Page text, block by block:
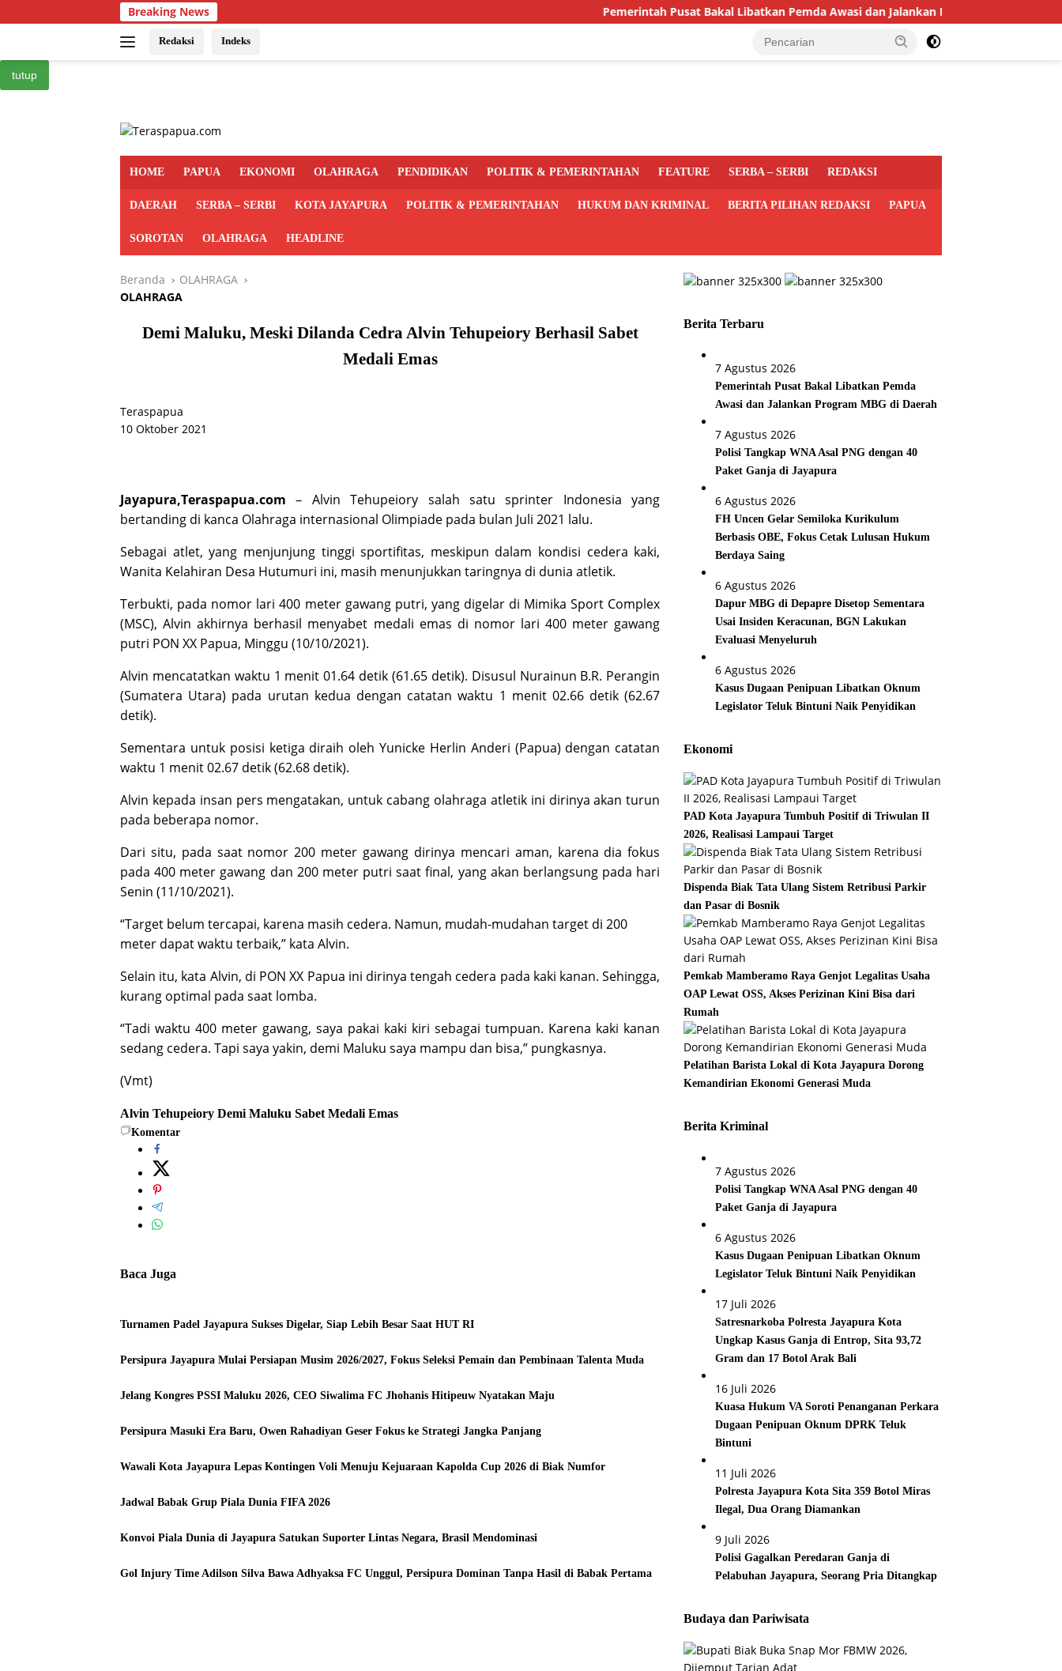
ke
Breaking News Pemerintah Pusat Bakal Libatkan Pemda Awasi dan Jalankan Program MBG di Daerah
Redaksi Indeks
tutup
HOME PAPUA EKONOMI OLAHRAGA PENDIDIKAN POLITIK & PEMERINTAHAN FEATURE SERBA – SERBI REDAKSI
DAERAH SERBA – SERBI KOTA JAYAPURA POLITIK & PEMERINTAHAN HUKUM DAN KRIMINAL BERITA PILIHAN REDAKSI PAPUA
SOROTAN OLAHRAGA HEADLINE
Beranda
OLAHRAGA
OLAHRAGA
Demi Maluku, Meski Dilanda Cedra Alvin Tehupeiory Berhasil Sabet
Medali Emas
Teraspapua
10 Oktober 2021
Jayapura,Teraspapua.com – Alvin Tehupeiory salah satu sprinter Indonesia yang
bertanding di kanca Olahraga internasional Olimpiade pada bulan Juli 2021 lalu.
Sebagai atlet, yang menjunjung tinggi sportifitas, meskipun dalam kondisi cedera kaki,
Wanita Kelahiran Desa Hutumuri ini, masih menunjukkan taringnya di dunia atletik.
Terbukti, pada nomor lari 400 meter gawang putri, yang digelar di Mimika Sport Complex
(MSC), Alvin akhirnya berhasil menyabet medali emas di nomor lari 400 meter gawang
putri PON XX Papua, Minggu (10/10/2021).
Alvin mencatatkan waktu 1 menit 01.64 detik (61.65 detik). Disusul Nurainun B.R. Perangin
(Sumatera Utara) pada urutan kedua dengan catatan waktu 1 menit 02.66 detik (62.67
detik).
Sementara untuk posisi ketiga diraih oleh Yunicke Herlin Anderi (Papua) dengan catatan
waktu 1 menit 02.67 detik (62.68 detik).
Alvin kepada insan pers mengatakan, untuk cabang olahraga atletik ini dirinya akan turun
pada beberapa nomor.
Dari situ, pada saat nomor 200 meter gawang dirinya mencari aman, karena dia fokus
pada 400 meter gawang dan 200 meter putri saat final, yang akan berlangsung pada hari
Senin (11/10/2021).
“Target belum tercapai, karena masih cedera. Namun, mudah-mudahan target di 200
meter dapat waktu terbaik,” kata Alvin.
Selain itu, kata Alvin, di PON XX Papua ini dirinya tengah cedera pada kaki kanan. Sehingga,
kurang optimal pada saat lomba.
“Tadi waktu 400 meter gawang, saya pakai kaki kiri sebagai tumpuan. Karena kaki kanan
sedang cedera. Tapi saya yakin, demi Maluku saya mampu dan bisa,” pungkasnya.
(Vmt)
Alvin Tehupeiory Demi Maluku Sabet Medali Emas
Komentar
Baca Juga
Turnamen Padel Jayapura Sukses Digelar, Siap Lebih Besar Saat HUT RI
Persipura Jayapura Mulai Persiapan Musim 2026/2027, Fokus Seleksi Pemain dan Pembinaan Talenta Muda
Jelang Kongres PSSI Maluku 2026, CEO Siwalima FC Jhohanis Hitipeuw Nyatakan Maju
Persipura Masuki Era Baru, Owen Rahadiyan Geser Fokus ke Strategi Jangka Panjang
Wawali Kota Jayapura Lepas Kontingen Voli Menuju Kejuaraan Kapolda Cup 2026 di Biak Numfor
Jadwal Babak Grup Piala Dunia FIFA 2026
Konvoi Piala Dunia di Jayapura Satukan Suporter Lintas Negara, Brasil Mendominasi
Gol Injury Time Adilson Silva Bawa Adhyaksa FC Unggul, Persipura Dominan Tanpa Hasil di Babak Pertama
Berita Terbaru
7 Agustus 2026
Pemerintah Pusat Bakal Libatkan Pemda
Awasi dan Jalankan Program MBG di Daerah
7 Agustus 2026
Polisi Tangkap WNA Asal PNG dengan 40
Paket Ganja di Jayapura
6 Agustus 2026
FH Uncen Gelar Semiloka Kurikulum
Berbasis OBE, Fokus Cetak Lulusan Hukum
Berdaya Saing
6 Agustus 2026
Dapur MBG di Depapre Disetop Sementara
Usai Insiden Keracunan, BGN Lakukan
Evaluasi Menyeluruh
6 Agustus 2026
Kasus Dugaan Penipuan Libatkan Oknum
Legislator Teluk Bintuni Naik Penyidikan
Ekonomi
PAD Kota Jayapura Tumbuh Positif di Triwulan II
2026, Realisasi Lampaui Target
Dispenda Biak Tata Ulang Sistem Retribusi Parkir
dan Pasar di Bosnik
Pemkab Mamberamo Raya Genjot Legalitas Usaha
OAP Lewat OSS, Akses Perizinan Kini Bisa dari
Rumah
Pelatihan Barista Lokal di Kota Jayapura Dorong
Kemandirian Ekonomi Generasi Muda
Berita Kriminal
7 Agustus 2026
Polisi Tangkap WNA Asal PNG dengan 40
Paket Ganja di Jayapura
6 Agustus 2026
Kasus Dugaan Penipuan Libatkan Oknum
Legislator Teluk Bintuni Naik Penyidikan
17 Juli 2026
Satresnarkoba Polresta Jayapura Kota
Ungkap Kasus Ganja di Entrop, Sita 93,72
Gram dan 17 Botol Arak Bali
16 Juli 2026
Kuasa Hukum VA Soroti Penanganan Perkara
Dugaan Penipuan Oknum DPRK Teluk
Bintuni
11 Juli 2026
Polresta Jayapura Kota Sita 359 Botol Miras
Ilegal, Dua Orang Diamankan
9 Juli 2026
Polisi Gagalkan Peredaran Ganja di
Pelabuhan Jayapura, Seorang Pria Ditangkap
Budaya dan Pariwisata